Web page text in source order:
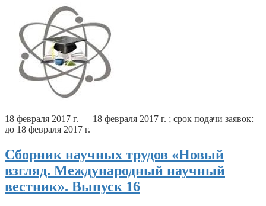
18 февраля 2017 г. — 18 февраля 2017 г. ; срок подачи заявок:
до 18 февраля 2017 г.
Сборник научных трудов «Новый
взгляд. Международный научный
вестник». Выпуск 16